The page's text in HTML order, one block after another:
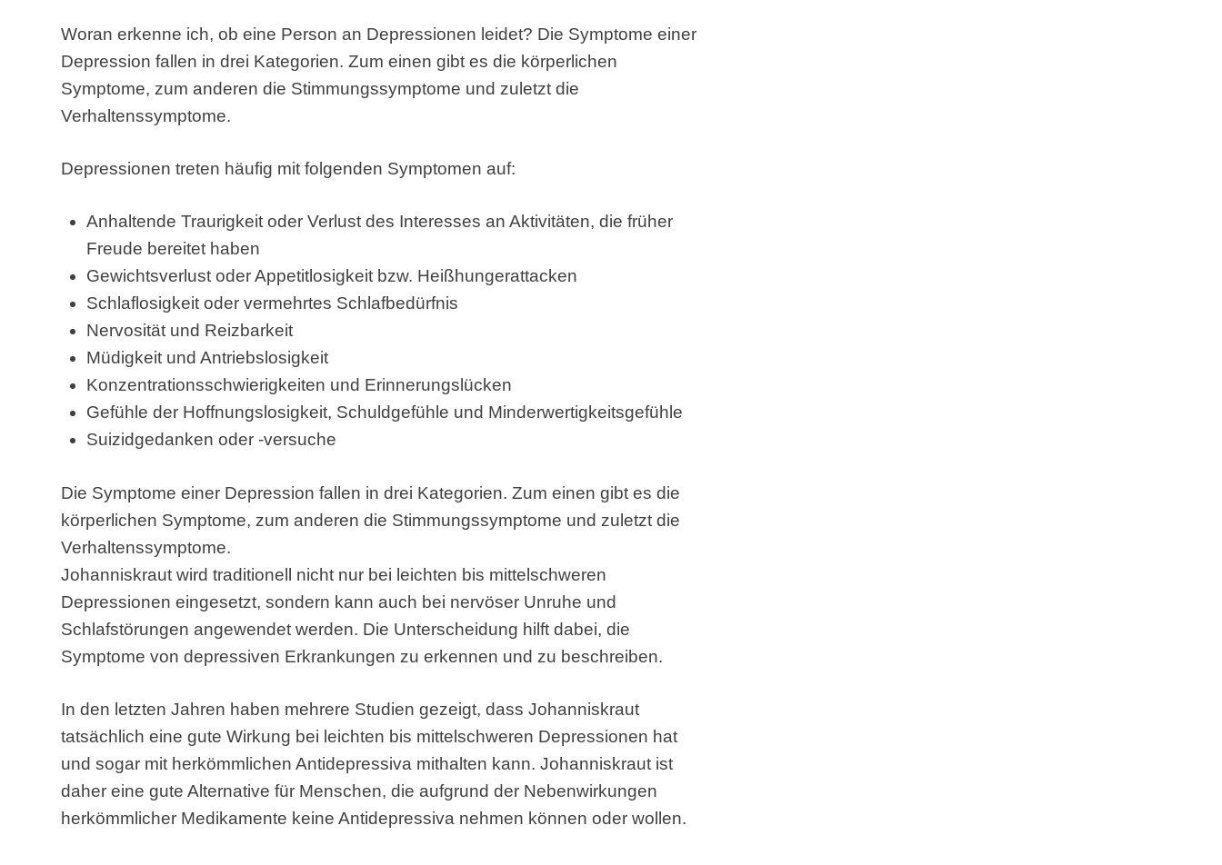
Woran erkenne ich, ob eine Person an Depressionen leidet? Die Symptome einer
Depression fallen in drei Kategorien. Zum einen gibt es die körperlichen
Symptome, zum anderen die Stimmungssymptome und zuletzt die
Verhaltenssymptome.
Depressionen treten häufig mit folgenden Symptomen auf:
Anhaltende Traurigkeit oder Verlust des Interesses an Aktivitäten, die früher
Freude bereitet haben
Gewichtsverlust oder Appetitlosigkeit bzw. Heißhungerattacken
Schlaflosigkeit oder vermehrtes Schlafbedürfnis
Nervosität und Reizbarkeit
Müdigkeit und Antriebslosigkeit
Konzentrationsschwierigkeiten und Erinnerungslücken
Gefühle der Hoffnungslosigkeit, Schuldgefühle und Minderwertigkeitsgefühle
Suizidgedanken oder -versuche
Die Symptome einer Depression fallen in drei Kategorien. Zum einen gibt es die
körperlichen Symptome, zum anderen die Stimmungssymptome und zuletzt die
Verhaltenssymptome.
Johanniskraut wird traditionell nicht nur bei leichten bis mittelschweren
Depressionen eingesetzt, sondern kann auch bei nervöser Unruhe und
Schlafstörungen angewendet werden. Die Unterscheidung hilft dabei, die
Symptome von depressiven Erkrankungen zu erkennen und zu beschreiben.
In den letzten Jahren haben mehrere Studien gezeigt, dass Johanniskraut
tatsächlich eine gute Wirkung bei leichten bis mittelschweren Depressionen hat
und sogar mit herkömmlichen Antidepressiva mithalten kann. Johanniskraut ist
daher eine gute Alternative für Menschen, die aufgrund der Nebenwirkungen
herkömmlicher Medikamente keine Antidepressiva nehmen können oder wollen.